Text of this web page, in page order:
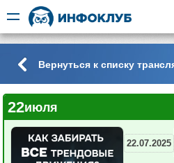
Вернуться к списку
22июля
22.07.2025